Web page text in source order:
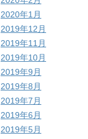
2020年1月
2019年12月
2019年11月
2019年10月
2019年9月
2019年8月
2019年7月
2019年6月
2019年5月